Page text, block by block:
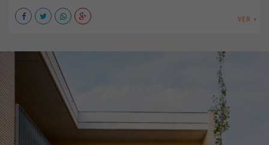
VER +